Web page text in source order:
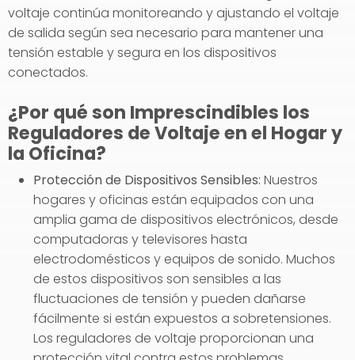
voltaje continúa monitoreando y ajustando el voltaje
de salida según sea necesario para mantener una
tensión estable y segura en los dispositivos
conectados.
¿Por qué son Imprescindibles los
Reguladores de Voltaje en el Hogar y
la Oficina?
Protección de Dispositivos Sensibles: Nuestros
hogares y oficinas están equipados con una
amplia gama de dispositivos electrónicos, desde
computadoras y televisores hasta
electrodomésticos y equipos de sonido. Muchos
de estos dispositivos son sensibles a las
fluctuaciones de tensión y pueden dañarse
fácilmente si están expuestos a sobretensiones.
Los reguladores de voltaje proporcionan una